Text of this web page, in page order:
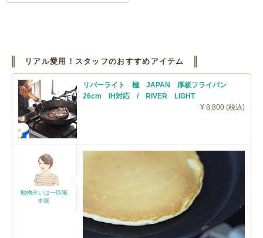
リアル愛用！スタッフのおすすめアイテム
リバーライト 極 JAPAN 厚板フライパン
26cm IH対応 / RIVER LIGHT
¥ 8,800 (税込)
動物占いは一匹狼
中島